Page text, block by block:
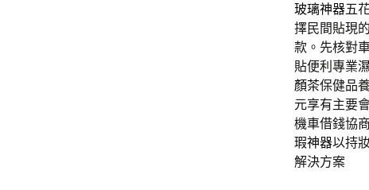
玻璃神器五
擇民間貼現
款。先核對
貼便利專業
顏茶保健品
元享有主要
機車借錢協商
瑕神器以持
解決方案